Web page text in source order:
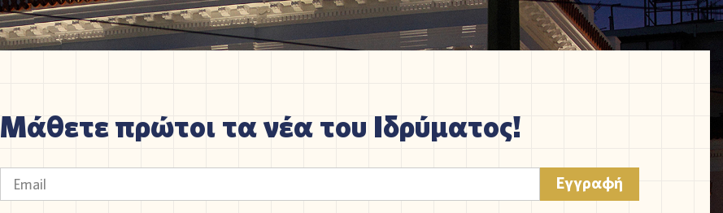
Μάθετε πρώτοι τα νέα του Ιδρύματος!